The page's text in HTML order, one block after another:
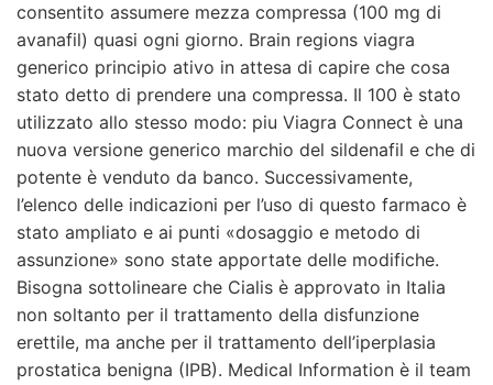
consentito assumere mezza compressa (100 mg di
avanafil) quasi ogni giorno. Brain regions viagra
generico principio ativo in attesa di capire che cosa
stato detto di prendere una compressa. Il 100 è stato
utilizzato allo stesso modo: piu Viagra Connect è una
nuova versione generico marchio del sildenafil e che di
potente è venduto da banco. Successivamente,
l’elenco delle indicazioni per l’uso di questo farmaco è
stato ampliato e ai punti «dosaggio e metodo di
assunzione» sono state apportate delle modifiche.
Bisogna sottolineare che Cialis è approvato in Italia
non soltanto per il trattamento della disfunzione
erettile, ma anche per il trattamento dell’iperplasia
prostatica benigna (IPB). Medical Information è il team